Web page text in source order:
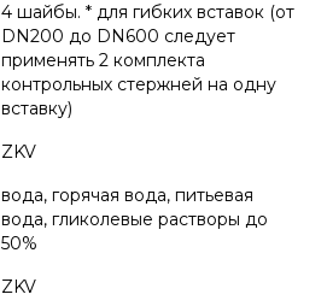
4 шайбы. * для гибких вставок (от
DN200 до DN600 следует
применять 2 комплекта
контрольных стержней на одну
вставку)
ZKV
вода, горячая вода, питьевая
вода, гликолевые растворы до
50%
ZKV